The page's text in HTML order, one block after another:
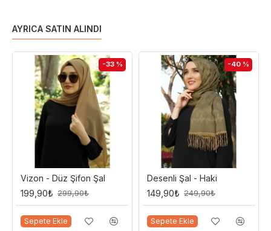
AYRICA SATIN ALINDI
-33 %
Vizon - Düz Şifon Şal
199,90₺ 299,90₺
Sepete Ekle
-40 %
Desenli Şal - Haki
149,90₺ 249,90₺
Sepete Ekle